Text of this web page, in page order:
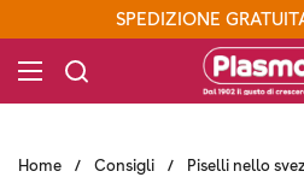
Passa ai contenutiSPEDIZIONE
Apri menu
Home / Consigli / Piselli nello